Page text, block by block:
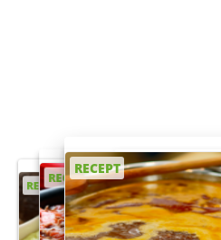
RECEPT
RECEPT
RECEPT
RECEPT
RECEPT